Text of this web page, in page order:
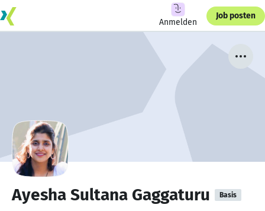
Anmelden
Job posten
Ayesha Sultana Gaggaturu Basis